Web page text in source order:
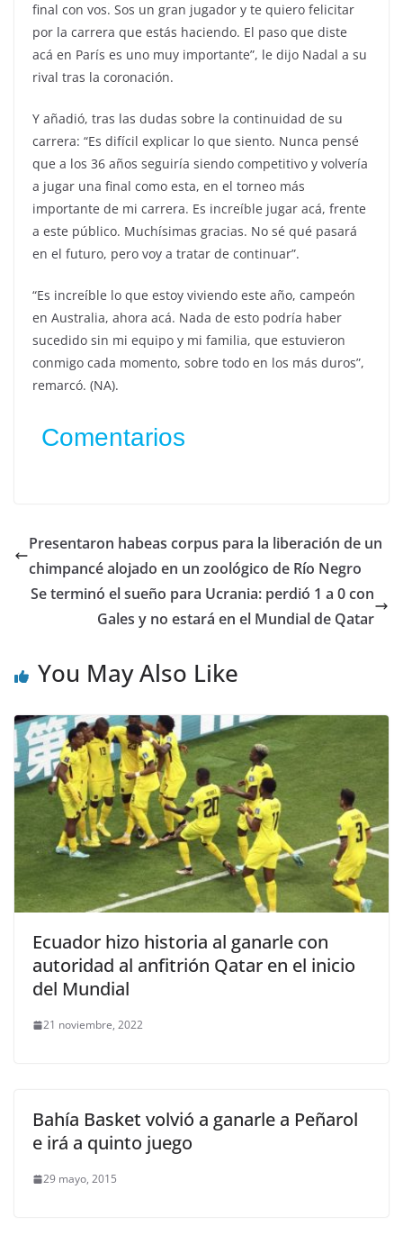
final con vos. Sos un gran jugador y te quiero felicitar
por la carrera que estás haciendo. El paso que diste
acá en París es uno muy importante”, le dijo Nadal a su
rival tras la coronación.
Y añadió, tras las dudas sobre la continuidad de su
carrera: “Es difícil explicar lo que siento. Nunca pensé
que a los 36 años seguiría siendo competitivo y volvería
a jugar una final como esta, en el torneo más
importante de mi carrera. Es increíble jugar acá, frente
a este público. Muchísimas gracias. No sé qué pasará
en el futuro, pero voy a tratar de continuar”.
“Es increíble lo que estoy viviendo este año, campeón
en Australia, ahora acá. Nada de esto podría haber
sucedido sin mi equipo y mi familia, que estuvieron
conmigo cada momento, sobre todo en los más duros”,
remarcó. (NA).
Comentarios
Presentaron habeas corpus para la liberación de un
chimpancé alojado en un zoológico de Río Negro
Se terminó el sueño para Ucrania: perdió 1 a 0 con
Gales y no estará en el Mundial de Qatar
You May Also Like
Ecuador hizo historia al ganarle con
autoridad al anfitrión Qatar en el inicio
del Mundial
21 noviembre, 2022
Bahía Basket volvió a ganarle a Peñarol
e irá a quinto juego
29 mayo, 2015